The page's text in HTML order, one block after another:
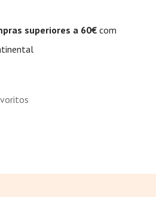
superiores a 60€ com